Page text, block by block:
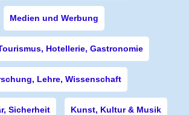
Medien und Werbung
Hotellerie, Gastronomie
Lehre, Wissenschaft
Sicherheit Kunst, Kultur & Musik